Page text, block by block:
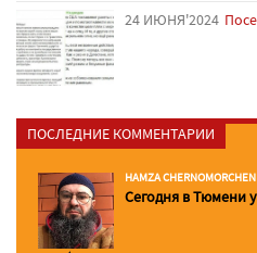
24 ИЮНЯ'2024
ПОСЛЕДНИЕ КОММЕНТАРИИ
HAMZA
Сегодня в Тюмени